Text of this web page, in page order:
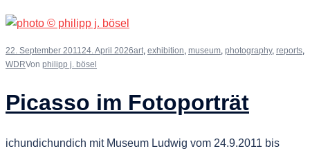
22. September 201124. April 2026art, exhibition, museum, photography, reports,
WDRVon philipp j. bösel
Picasso im Fotoporträt
ichundichundich mit Museum Ludwig vom 24.9.2011 bis